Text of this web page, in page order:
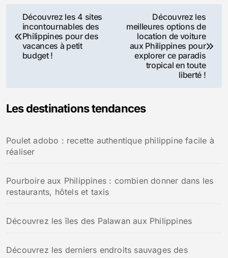
Navigation
de
l’article
Découvrez les 4 sites
incontournables des
Philippines pour des
vacances à petit
budget !
Découvrez les
meilleures options de
location de voiture
aux Philippines pour
explorer ce paradis
tropical en toute
liberté !
Les destinations tendances
Poulet adobo : recette authentique philippine facile à
réaliser
Pourboire aux Philippines : combien donner dans les
restaurants, hôtels et taxis
Découvrez les îles des Palawan aux Philippines
Découvrez les derniers endroits sauvages des